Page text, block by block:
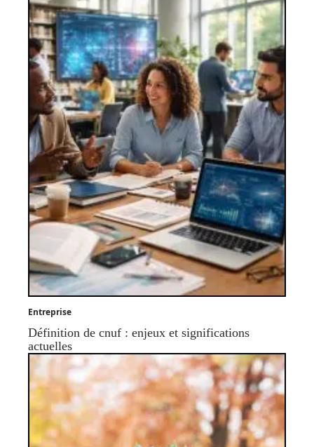
Entreprise
Définition de cnuf : enjeux et significations
actuelles